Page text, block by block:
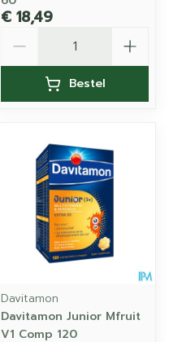
€ 18,49
Bestel
Davitamon
Davitamon Junior Mfruit
V1 Comp 120